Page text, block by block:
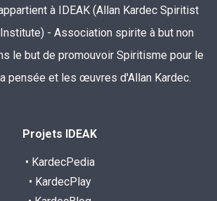
à IDEAK (Allan Kardec Spiritist
- Association spirite à but non
le but de promouvoir Spiritisme pour le
pensée et les œuvres d'Allan Kardec.
Projets IDEAK
• KardecPedia
• KardecPlay